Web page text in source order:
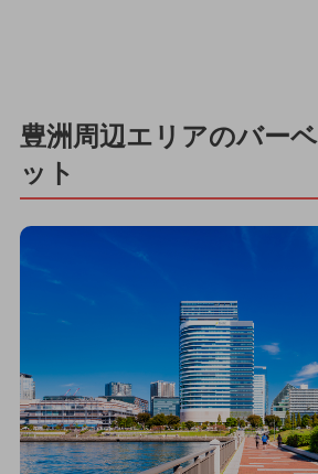
豊洲周辺エリアのバー
ット